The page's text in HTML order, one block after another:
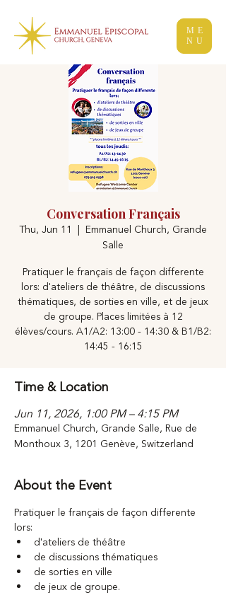
ME
NU
Conversation Français
Thu, Jun 11
  |
Emmanuel Church, Grande
Salle
Pratiquer le français de façon differente
lors: d'ateliers de théâtre, de discussions
thématiques, de sorties en ville, et de jeux
de groupe. Places limitées à 12
élèves/cours. A1/A2: 13:00 - 14:30 & B1/B2:
14:45 - 16:15
Time & Location
Jun 11, 2026, 1:00 PM – 4:15 PM
Emmanuel Church, Grande Salle, Rue de
Monthoux 3, 1201 Genève, Switzerland
About the Event
Pratiquer le français de façon differente
lors:
d'ateliers de théâtre
de discussions thématiques
de sorties en ville
de jeux de groupe.